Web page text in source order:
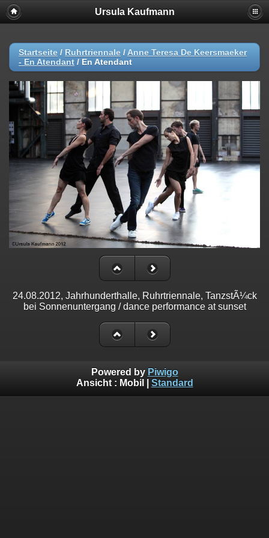
Ursula Kaufmann
Startseite / Ruhrtriennale / Anne Teresa De Keersmaeker
- En Atendant / En Atendant
24.08.2012, Jahrhunderthalle, Ruhrtriennale, TanzstÃ¼ck
bei Sonnenuntergang / dance performance at sunset
Powered by Piwigo
Ansicht : Mobil Standard